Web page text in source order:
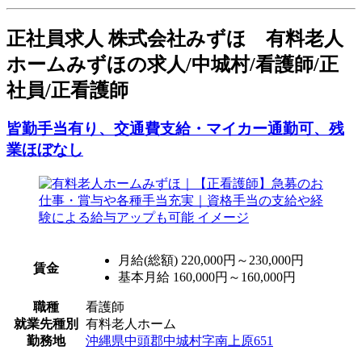
正社員求人 株式会社みずほ 有料老人
ホームみずほの求人/中城村/看護師/正
社員/正看護師
皆勤手当有り、交通費支給・マイカー通勤可、残
業ほぼなし
賃金
月給(総額) 220,000円～230,000円
基本月給 160,000円～160,000円
職種
看護師
就業先種別
有料老人ホーム
勤務地
沖縄県中頭郡中城村字南上原651